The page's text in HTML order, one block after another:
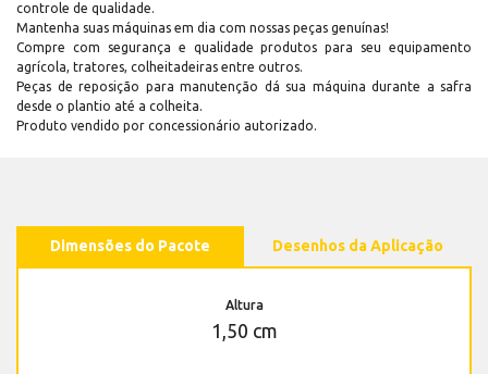
controle de qualidade.
Mantenha suas máquinas em dia com nossas peças genuínas!
Compre com segurança e qualidade produtos para seu equipamento
agrícola, tratores, colheitadeiras entre outros.
Peças de reposição para manutenção dá sua máquina durante a safra
desde o plantio até a colheita.
Produto vendido por concessionário autorizado.
Dimensões do Pacote Desenhos da Aplicação
Altura
1,50 cm